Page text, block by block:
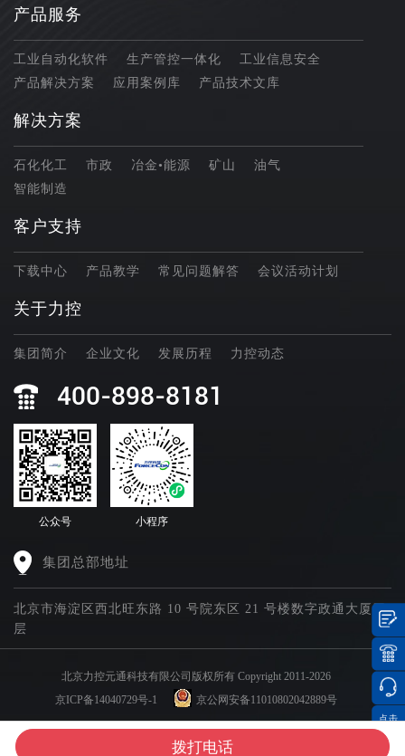
产品服务
工业自动化软件 生产管控一体化
工业信息安全
产品解决方案
应用案例库 产品技术文库
解决方案
石化化工 市政 冶金•能源 矿山
油气
智能制造
客户支持
下载中心 产品教学 常见问题解答 会议活动计划
关于力控
集团简介 企业文化 发展历程 力控动态
400-898-8181
公众号 小程序
集团总部地址
北京市海淀区西北旺东路 10 号院东区 21 号楼数字政通大厦四
层
北京力控元通科技有限公司版权所有 Copyright 2011-2026
京ICP备14040729号-1
京公网安备11010802042889号
集团官网矩阵
点击
分享
拨打电话